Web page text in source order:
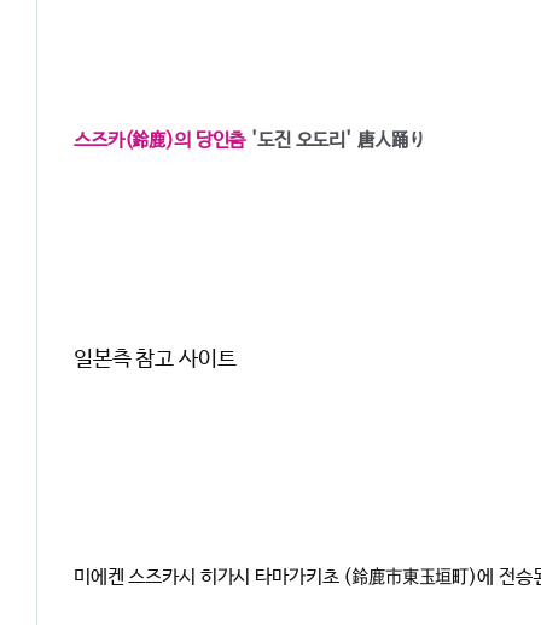
스즈카(鈴鹿)의 당인춤 '도진 오도리' 唐人踊り
일본측 참고 사이트
미에켄 스즈카시 히가시 타마가키초 (鈴鹿市東玉垣町)에 전승